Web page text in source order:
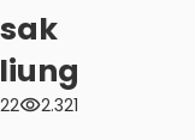
visibility2.321